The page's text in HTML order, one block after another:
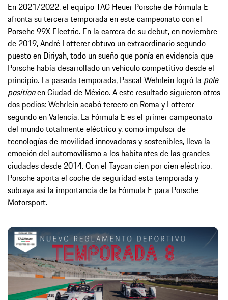
En 2021/2022, el equipo TAG Heuer Porsche de Fórmula E
afronta su tercera temporada en este campeonato con el
Porsche 99X Electric. En la carrera de su debut, en noviembre
de 2019, André Lotterer obtuvo un extraordinario segundo
puesto en Diriyah, todo un sueño que ponía en evidencia que
Porsche había desarrollado un vehículo competitivo desde el
principio. La pasada temporada, Pascal Wehrlein logró la pole
positionen Ciudad de México. A este resultado siguieron otros
dos podios: Wehrlein acabó tercero en Roma y Lotterer
segundo en Valencia. La Fórmula E es el primer campeonato
del mundo totalmente eléctrico y, como impulsor de
tecnologías de movilidad innovadoras y sostenibles, lleva la
emoción del automovilismo a los habitantes de las grandes
ciudades desde 2014. Con el Taycan cien por cien eléctrico,
Porsche aporta el coche de seguridad esta temporada y
subraya así la importancia de la Fórmula E para Porsche
Motorsport.